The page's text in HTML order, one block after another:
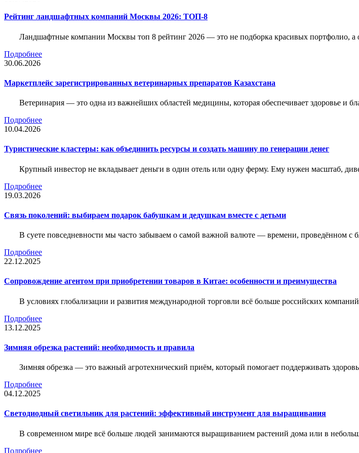
Рейтинг ландшафтных компаний Москвы 2026: ТОП-8
Ландшафтные компании Москвы топ 8 рейтинг 2026 — это не подборка красивых портфолио, а
Подробнее
30.06.2026
Маркетплейс зарегистрированных ветеринарных препаратов Казахстана
Ветеринария — это одна из важнейших областей медицины, которая обеспечивает здоровье и
Подробнее
10.04.2026
Туристические кластеры: как объединить ресурсы и создать машину по генерации денег
Крупный инвестор не вкладывает деньги в один отель или одну ферму. Ему нужен масштаб,
Подробнее
19.03.2026
Связь поколений: выбираем подарок бабушкам и дедушкам вместе с детьми
В суете повседневности мы часто забываем о самой важной валюте — времени, проведённом с
Подробнее
22.12.2025
Сопровождение агентом при приобретении товаров в Китае: особенности и преимущества
В условиях глобализации и развития международной торговли всё больше российских
Подробнее
13.12.2025
Зимняя обрезка растений: необходимость и правила
Зимняя обрезка — это важный агротехнический приём, который помогает поддерживать
Подробнее
04.12.2025
Светодиодный светильник для растений: эффективный инструмент для выращивания
В современном мире всё больше людей занимаются выращиванием растений дома или в
Подробнее